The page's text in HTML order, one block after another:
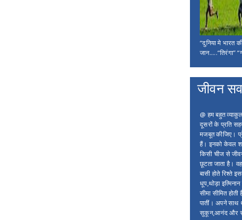
“दुनिया मे भारत
जान.....“तिरंगा”
जीवन
@ हम बहुत
दूसरों के प्रति
मजबूत कीजिए।
हैं। इनको केवल
किसी चीज से
छूटता जाता है। वह
बासी होते रिश्ते
धूप,थोड़ा
सीमा सीमित
पातीं। अपने साथ
सुकून,आनंद और